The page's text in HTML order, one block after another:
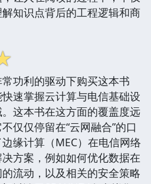
知识点背后的工程逻辑和商
功利的驱动下购买这本书
速掌握云计算与电信基础设
这本书在这方面的覆盖度远
仅仅停留在“云网融合”的口
缘计算（MEC）在电信网络
方案，例如如何优化数据在
流动，以及相关的安全策略